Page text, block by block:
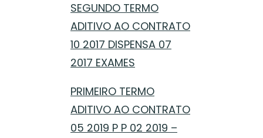
SEGUNDO TERMO
ADITIVO AO CONTRATO
10 2017 DISPENSA 07
2017 EXAMES
PRIMEIRO TERMO
ADITIVO AO CONTRATO
05 2019 P P 02 2019 –